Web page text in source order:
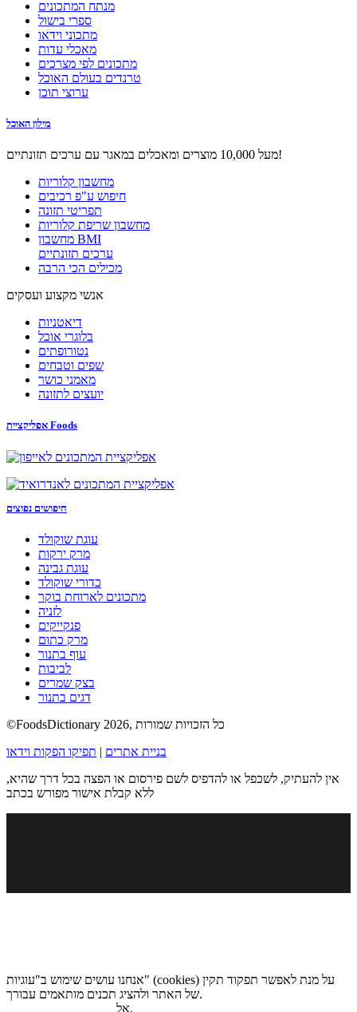
מנתח המתכונים
ספרי בישול
מתכוני וידאו
מאכלי עדות
מתכונים לפי מצרכים
טרנדים בעולם האוכל
ערוצי תוכן
מילון האוכל
מעל 10,000 מוצרים ומאכלים במאגר עם ערכים תזונתיים!
מחשבון קלוריות
חיפוש ע"פ רכיבים
תפריטי תזונה
מחשבון שריפת קלוריות
מחשבון BMI
ערכים תזונתיים
מכילים הכי הרבה
אנשי מקצוע ועסקים
דיאטניות
בלוגרי אוכל
נטורופתים
שפים וטבחים
מאמני כושר
יועצים לתזונה
אפליקציית Foods
חיפושים נפוצים
עוגת שוקולד
מרק ירקות
עוגת גבינה
כדורי שוקולד
מתכונים לארוחת בוקר
לזניה
פנקייקים
מרק כתום
עוף בתנור
לביבות
בצק שמרים
דגים בתנור
©FoodsDictionary 2026, כל הזכויות שמורות
בניית אתרים | תפיקו הפקות וידאו
אין להעתיק, לשכפל או להדפיס לשם פירסום או הפצה בכל דרך שהיא,
ללא קבלת אישור מפורש בכתב
אנחנו עושים שימוש ב"עוגיות" (cookies) על מנת לאפשר תפקוד תקין
של האתר ולהציג תכנים מותאמים עבורך.
אל.